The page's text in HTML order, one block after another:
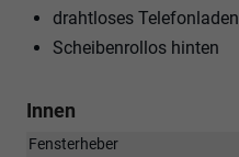
drahtloses Telefonladen
Scheibenrollos hinten
Innen
Fensterheber